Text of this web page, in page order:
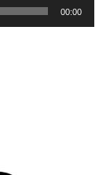
00:00